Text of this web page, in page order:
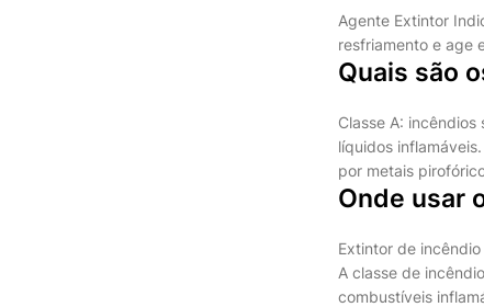
Agente Extintor
resfriamento e age
Quais são
Classe A:
líquidos
por metais
Onde usar
Extintor de
A classe de
combustíveis